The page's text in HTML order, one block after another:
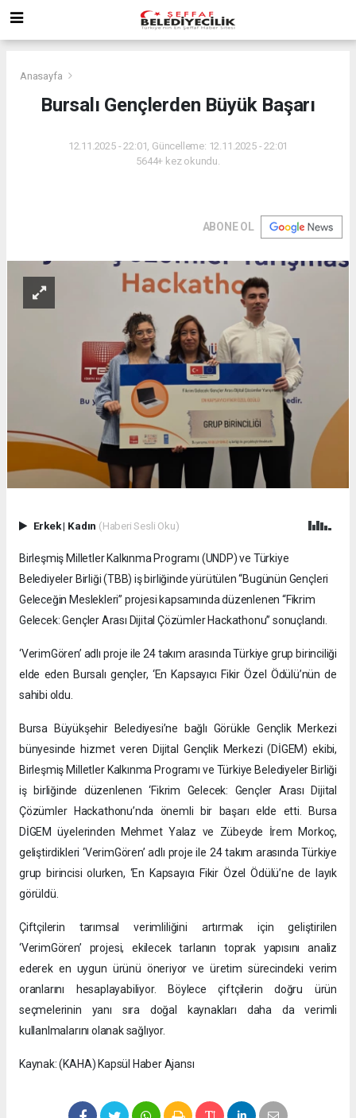
Anasayfa
Bursalı Gençlerden Büyük Başarı
12.11.2025 - 22:01, Güncelleme: 12.11.2025 - 22:01
5644+ kez okundu.
ABONE OL
Erkek| Kadın (Haberi Sesli Oku)
Birleşmiş Milletler Kalkınma Programı (UNDP) ve Türkiye
Belediyeler Birliği (TBB) iş birliğinde yürütülen “Bugünün Gençleri
Geleceğin Meslekleri” projesi kapsamında düzenlenen “Fikrim
Gelecek: Gençler Arası Dijital Çözümler Hackathonu” sonuçlandı.
‘VerimGören’ adlı proje ile 24 takım arasında Türkiye grup birinciliği
elde eden Bursalı gençler, ‘En Kapsayıcı Fikir Özel Ödülü’nün de
sahibi oldu.
Bursa Büyükşehir Belediyesi’ne bağlı Görükle Gençlik Merkezi
bünyesinde hizmet veren Dijital Gençlik Merkezi (DİGEM) ekibi,
Birleşmiş Milletler Kalkınma Programı ve Türkiye Belediyeler Birliği
iş birliğinde düzenlenen ‘Fikrim Gelecek: Gençler Arası Dijital
Çözümler Hackathonu’nda önemli bir başarı elde etti. Bursa
DİGEM üyelerinden Mehmet Yalaz ve Zübeyde İrem Morkoç,
geliştirdikleri ‘VerimGören’ adlı proje ile 24 takım arasında Türkiye
grup birincisi olurken, ‘En Kapsayıcı Fikir Özel Ödülü’ne de layık
görüldü.
Çiftçilerin tarımsal verimliliğini artırmak için geliştirilen
‘VerimGören’ projesi, ekilecek tarlanın toprak yapısını analiz
ederek en uygun ürünü öneriyor ve üretim sürecindeki verim
oranlarını hesaplayabiliyor. Böylece çiftçilerin doğru ürün
seçmelerinin yanı sıra doğal kaynakları daha da verimli
kullanlmalarını olanak sağlıyor.
Kaynak: (KAHA) Kapsül Haber Ajansı